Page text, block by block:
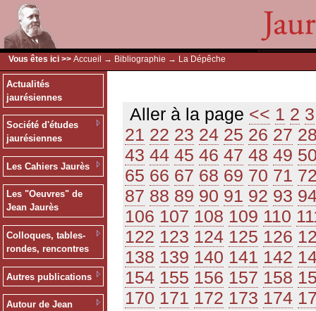
Vous êtes ici >> Accueil → Bibliographie → La Dépêche
Actualités
jaurésiennes
Société d'études
jaurésiennes
Les Cahiers Jaurès
Les "Oeuvres" de
Jean Jaurès
Colloques, tables-
rondes, rencontres
Autres publications
Autour de Jean
Aller à la page << 1 2 3
21 22 23 24 25 26 27
43 44 45 46 47 48 49
65 66 67 68 69 70 71
87 88 89 90 91 92 93
106 107 108 109 110
122 123 124 125 126
138 139 140 141 142
154 155 156 157 158
170 171 172 173 174